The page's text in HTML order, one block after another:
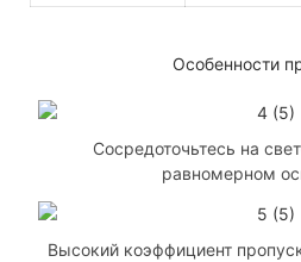
Особенности
Сосредоточьтесь на
равномерном
Высокий коэффициент